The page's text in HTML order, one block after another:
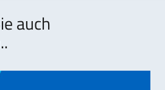
auch